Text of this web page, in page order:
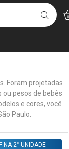
Foram projetadas
pesos de bebês
e cores, você
Paulo.
FAVORITOS
NA 2° UNIDADE